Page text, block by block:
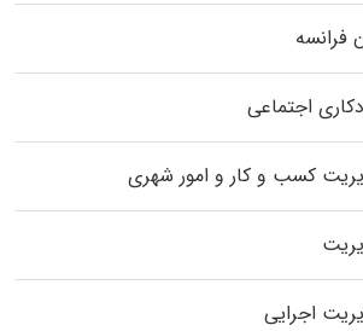
فرانسه
اجتماعی
کسب و کار و امور شهری
اجرایی